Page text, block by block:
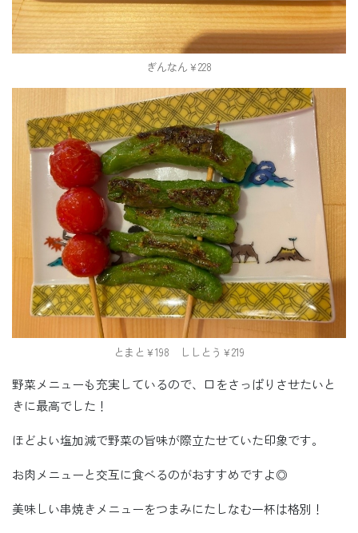
ぎんなん￥228
とまと￥198 ししとう￥219
野菜メニューも充実しているので、口をさっぱりさせたいと
きに最高でした！
ほどよい塩加減で野菜の旨味が際立たせていた印象です。
お肉メニューと交互に食べるのがおすすめですよ◎
美味しい串焼きメニューをつまみにたしなむ一杯は格別！